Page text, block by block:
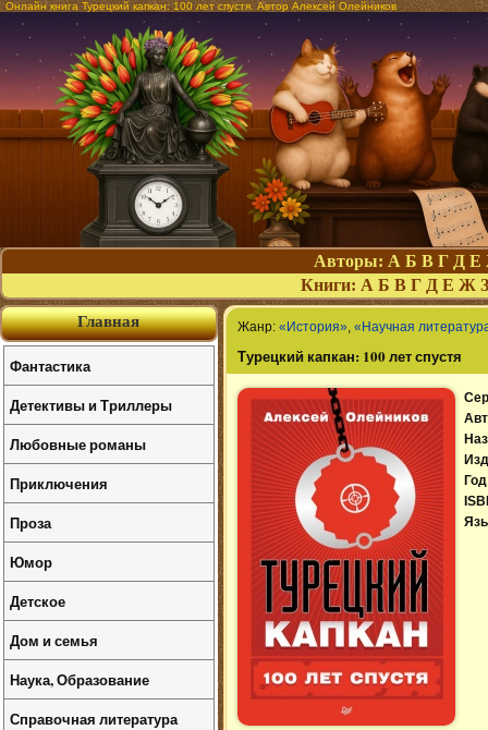
Онлайн книга Турецкий капкан: 100 лет спустя. Автор Алексей Олейников
Авторы: А Б В Г Д Е
Книги: А Б В Г Д Е Ж З
Жанр: «История», «Научная
Турецкий капкан: 100 лет спустя
Главная
Фантастика
Детективы и Триллеры
Любовные романы
Приключения
Проза
Юмор
Детское
Дом и семья
Наука, Образование
Справочная литература